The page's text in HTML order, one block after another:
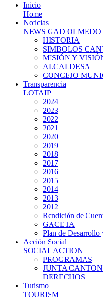
Inicio
Home
Noticias
NEWS GAD OLMEDO
HISTORIA
SIMBOLOS
MISIÓN Y
ALCALDESA
CONCEJO
Transparencia
LOTAIP
2024
2023
2022
2021
2020
2019
2018
2017
2016
2015
2014
2013
2012
Rendición de
GACETA
Plan de Desarrollo
Acción Social
SOCIAL ACTION
PROGRAMAS
JUNTA
DERECHOS
Turismo
TOURISM